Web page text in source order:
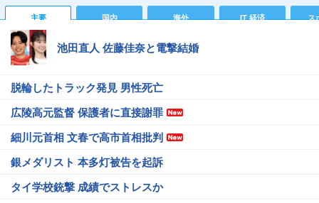
主要 国内 海外 IT 経済 ス
池田直人 佐藤佳奈と電撃結婚
脱輪したトラック発見 男性死亡
広陵高元監督 保護者に直接謝罪
細川元首相 文春で高市首相批判
銀メダリスト 本多灯被告を起訴
タイ学校銃撃 成績でストレスか